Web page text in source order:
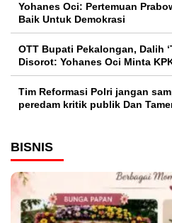
Yohanes Oci: Pertemuan
Baik Untuk Demokrasi
OTT Bupati Pekalongan, Dalih
Disorot: Yohanes Oci Minta
Tim Reformasi Polri jangan
peredam kritik publik Dan
BISNIS